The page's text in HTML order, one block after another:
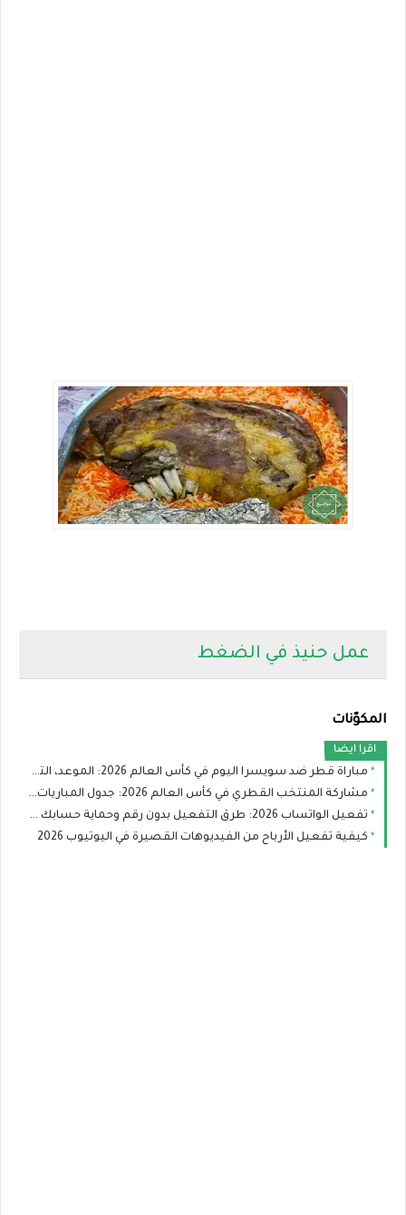
عمل حنيذ في الضغط
المكوّنات
اقرا ايضا
مباراة قطر ضد سويسرا اليوم في كأس العالم 2026: الموعد، التشكيل، والقنوات الناقلة
مشاركة المنتخب القطري في كأس العالم 2026: جدول المباريات وفرص العنابي في التأهل
تفعيل الواتساب 2026: طرق التفعيل بدون رقم وحماية حسابك من الاختراق
كيفية تفعيل الأرباح من الفيديوهات القصيرة في اليوتيوب 2026